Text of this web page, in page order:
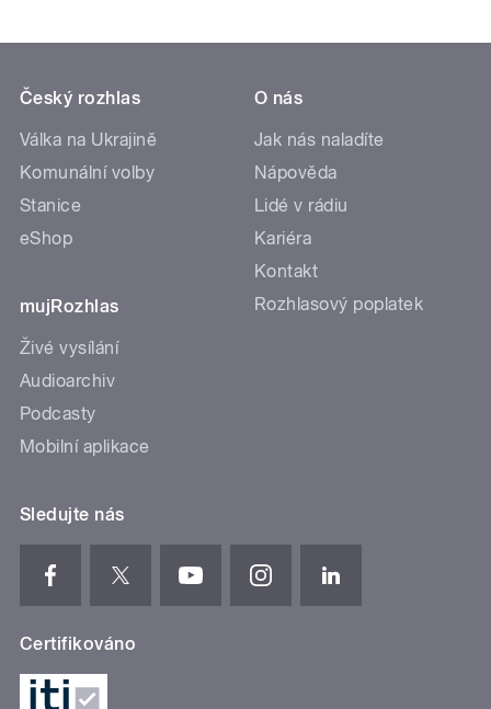
Český rozhlas
Válka na Ukrajině
Komunální volby
Stanice
eShop
mujRozhlas
Živé vysílání
Audioarchiv
Podcasty
Mobilní aplikace
O nás
Jak nás naladíte
Nápověda
Lidé v rádiu
Kariéra
Kontakt
Rozhlasový poplatek
Sledujte nás
Certifikováno